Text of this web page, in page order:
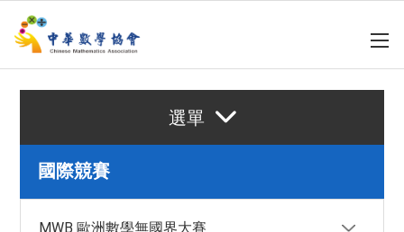
選單
國際競賽
MWB 歐洲數學無國界大賽